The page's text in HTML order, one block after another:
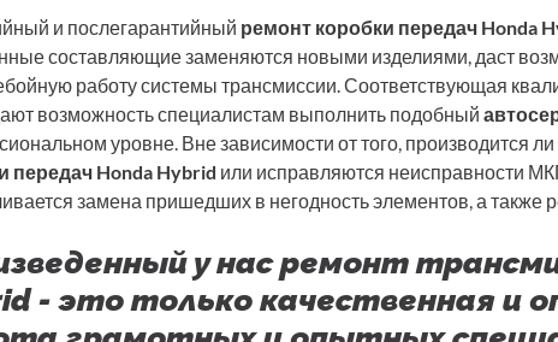
и послегарантийный ремонт коробки передач Honda
составляющие заменяются новыми изделиями, даст
работу системы трансмиссии. Соответствующая
возможность специалистам выполнить подобный
уровне. Вне зависимости от того, производится ли
передач Honda Hybrid или исправляются неисправности
замена пришедших в негодность элементов, а также
у нас ремонт
- это только качественная и